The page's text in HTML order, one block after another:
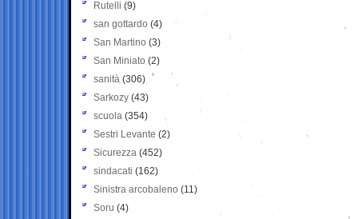
Rutelli (9)
san gottardo (4)
San Martino (3)
San Miniato (2)
sanità (306)
Sarkozy (43)
scuola (354)
Sestri Levante (2)
Sicurezza (452)
sindacati (162)
Sinistra arcobaleno (11)
Soru (4)